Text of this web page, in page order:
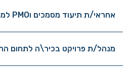
אחראי/ת תיעוד מסמכים וPMO למנהלת רשת המטרו
מנהל/ת פרויקט בכיר\ה לתחום